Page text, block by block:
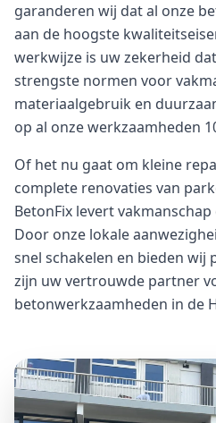
garanderen wij dat al onze
aan de hoogste
werkwijze is uw zekerheid
strengste normen voor
materiaalgebruik en
op al onze werkzaamheden
Of het nu gaat om kleine
complete renovaties van
BetonFix levert
Door onze lokale
snel schakelen en bieden wij
zijn uw vertrouwde partner
betonwerkzaamheden in de